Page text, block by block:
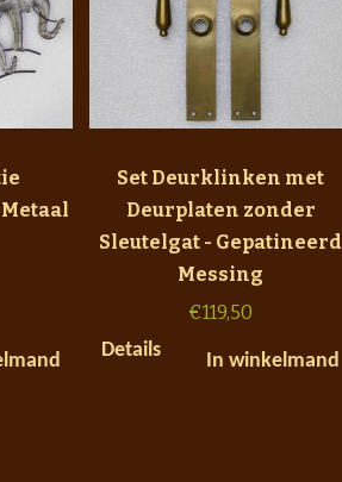
Set Deurklinken met
Deurplaten zonder
Sleutelgat - Gepatineerd
Messing
€119,50
Details
In winkelmand